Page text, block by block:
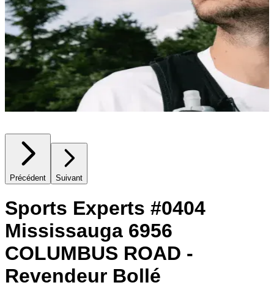
Précédent Suivant
Sports Experts #0404
Mississauga 6956
COLUMBUS ROAD -
Revendeur Bollé